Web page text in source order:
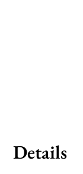
Details